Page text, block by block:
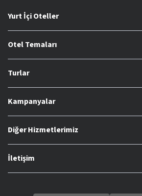
Yurt İçi Oteller
Otel Temaları
Turlar
Kampanyalar
Diğer Hizmetlerimiz
İletişim